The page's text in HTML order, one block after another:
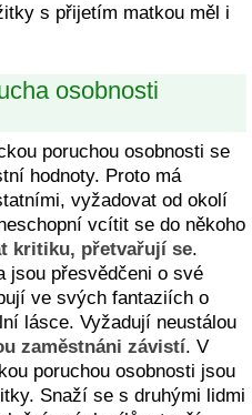
s přijetím matkou měl i
osobnosti
poruchou osobnosti se
hodnoty. Proto má
vyžadovat od okolí
vcítit se do někoho
kritiku, přetvařují se.
jsou přesvědčeni o své
ve svých fantaziích o
lásce. Vyžadují neustálou
zaměstnáni závistí. V
poruchou osobnosti jsou
Snaží se s druhými lidmi